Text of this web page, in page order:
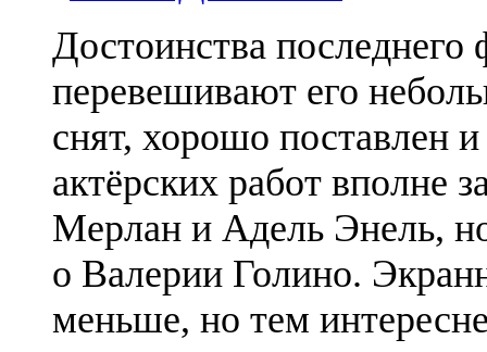
Достоинства
перевешивают его
снят, хорошо поставлен
актёрских работ вполне
Мерлан и Адель Энель,
о Валерии Голино.
меньше, но тем